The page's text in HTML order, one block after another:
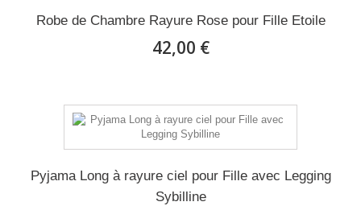
Robe de Chambre Rayure Rose pour Fille Etoile
42,00 €
Pyjama Long à rayure ciel pour Fille avec Legging
Sybilline